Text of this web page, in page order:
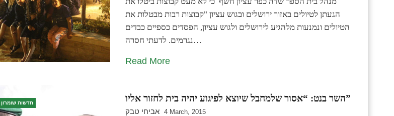
הגעתן לטיולים באזור ירושלים ובגוש עציון "קבוצות רבות מבטלות את
הטיולים ונמנעות מלהגיע לירושלים ולגוש עציון, הפסדים כספיים כבדים
נגרמים. לדעתי חסרה…
Read More
חדשות שומרון השר בנט: “אסור שלמחבל שיוצא לפיגוע יהיה בית לחזור אליו”
אביחי טבק 4 March, 2015